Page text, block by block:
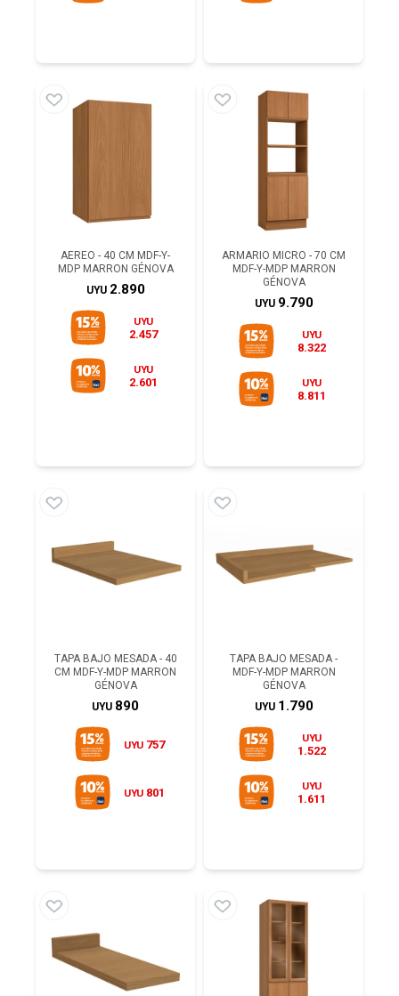
AEREO - 40 CM MDF-Y-
MDP MARRON GÉNOVA
UYU 2.890
UYU
2.457
UYU
2.601
ARMARIO MICRO - 70 CM
MDF-Y-MDP MARRON
GÉNOVA
UYU 9.790
UYU
8.322
UYU
8.811
TAPA BAJO MESADA - 40
CM MDF-Y-MDP MARRON
GÉNOVA
UYU 890
UYU 757
UYU 801
TAPA BAJO MESADA -
MDF-Y-MDP MARRON
GÉNOVA
UYU 1.790
UYU
1.522
UYU
1.611